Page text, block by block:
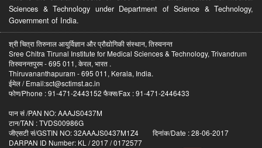
Sciences & Technology under Department of Science & Technology,
Government of India.
श्री चित्रा तिरुनाल आयुर्विज्ञान और प्रौद्योगिकी संस्थान, तिरुवनन्त
Sree Chitra Tirunal Institute for Medical Sciences & Technology, Trivandrum
तिरुवनन्तपुरम - 695 011, केरल, भारत .
Thiruvananthapuram - 695 011, Kerala, India.
ईमेल / Email:sct@sctimst.ac.in
फोण/Phone : 91-471-2443152 फैक्स/Fax : 91-471-2446433
पान सं /PAN NO: AAAJS0437M
टान/TAN : TVDS00986G
जीएसटी सं/GSTIN NO: 32AAAJS0437M1Z4 दिनांक/Date : 28-06-2017
DARPAN ID Number: KL / 2017 / 0172577